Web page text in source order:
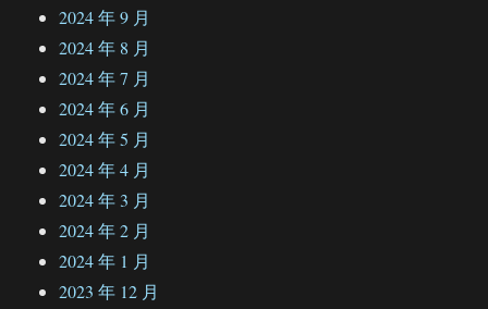
2024 年 9 月
2024 年 8 月
2024 年 7 月
2024 年 6 月
2024 年 5 月
2024 年 4 月
2024 年 3 月
2024 年 2 月
2024 年 1 月
2023 年 12 月